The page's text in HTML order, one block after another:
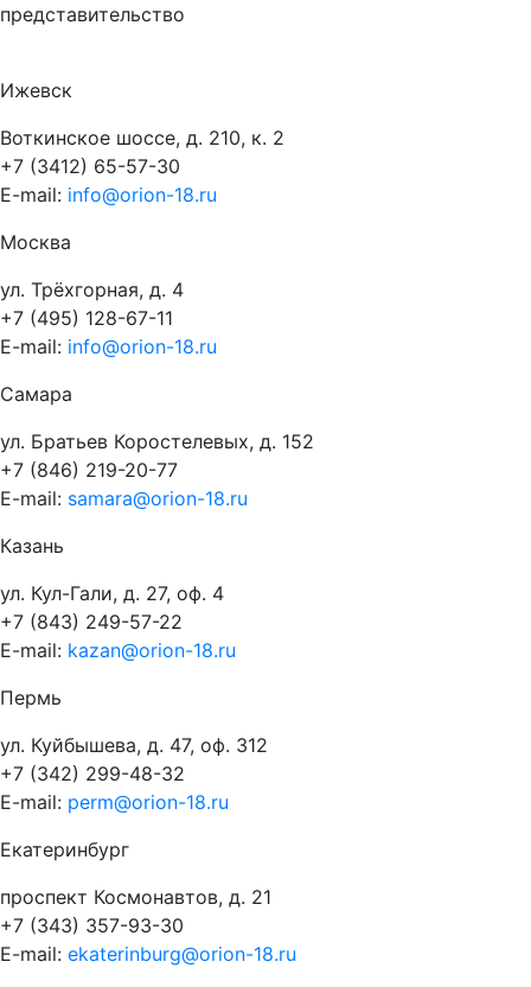
представительство
Ижевск
Воткинское шоссе, д. 210, к. 2
+7 (3412) 65-57-30
E-mail: info@orion-18.ru
Москва
ул. Трёхгорная, д. 4
+7 (495) 128-67-11
E-mail: info@orion-18.ru
Самара
ул. Братьев Коростелевых, д. 152
+7 (846) 219-20-77
E-mail: samara@orion-18.ru
Казань
ул. Кул-Гали, д. 27, оф. 4
+7 (843) 249-57-22
E-mail: kazan@orion-18.ru
Пермь
ул. Куйбышева, д. 47, оф. 312
+7 (342) 299-48-32
E-mail: perm@orion-18.ru
Екатеринбург
проспект Космонавтов, д. 21
+7 (343) 357-93-30
E-mail: ekaterinburg@orion-18.ru